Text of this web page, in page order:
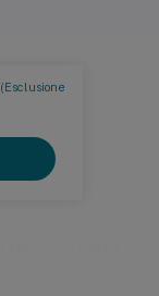
(Esclusione